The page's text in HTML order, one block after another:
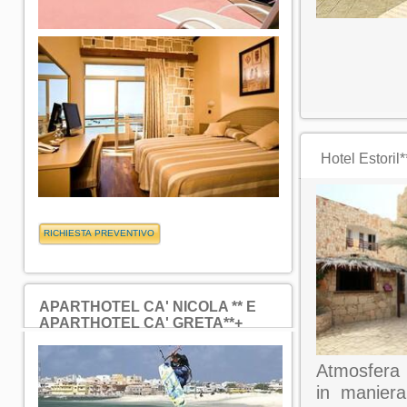
APARTHOTEL CA' NICOLA ** E
APARTHOTEL CA' GRETA**+
Hotel
in